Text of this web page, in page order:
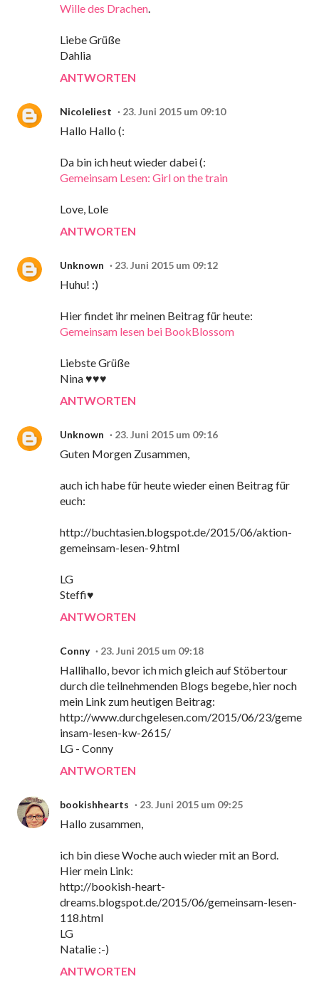
Wille des Drachen
Liebe Grüße
Dahlia
ANTWORTEN
Nicoleliest 23. Juni 2015 um 09:10
Hallo Hallo (:
Da bin ich heut wieder dabei (:
Gemeinsam Lesen: Girl on the train
Love, Lole
ANTWORTEN
Unknown 23. Juni 2015 um 09:12
Huhu! :)
Hier findet ihr meinen Beitrag für heute:
Gemeinsam lesen bei BookBlossom
Liebste Grüße
Nina ♥♥♥
ANTWORTEN
Unknown 23. Juni 2015 um 09:16
Guten Morgen Zusammen,
auch ich habe für heute wieder einen Beitrag für
euch:
http://buchtasien.blogspot.de/2015/06/aktion-
gemeinsam-lesen-9.html
LG
Steffi♥
ANTWORTEN
Conny 23. Juni 2015 um 09:18
Hallihallo, bevor ich mich gleich auf Stöbertour
durch die teilnehmenden Blogs begebe, hier noch
mein Link zum heutigen Beitrag:
http://www.durchgelesen.com/2015/06/23/geme
insam-lesen-kw-2615/
LG - Conny
ANTWORTEN
bookishhearts 23. Juni 2015 um 09:25
Hallo zusammen,
ich bin diese Woche auch wieder mit an Bord.
Hier mein Link:
http://bookish-heart-
dreams.blogspot.de/2015/06/gemeinsam-lesen-
118.html
LG
Natalie :-)
ANTWORTEN